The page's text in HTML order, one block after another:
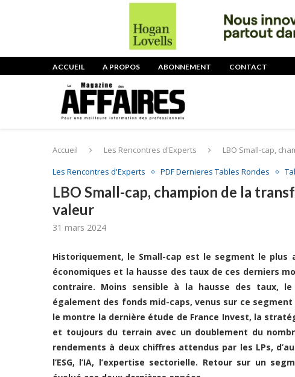
ACCUEIL A PROPOS ABONNEMENT CONTACT
Accueil Les Rencontres d'Experts
LBO Small-cap,
Les Rencontres d'Experts
PDF Dernieres Tables Rondes
LBO Small-cap, champion de la
valeur
31 mars 2024
Historiquement, le Small-cap est le segment le
économiques et la hausse des taux de ces derniers
contraire. Moins sensible à la hausse des taux,
également des fonds mid-caps, venus sur ce
le montre la dernière étude de France Invest, la
et toujours du terrain avec un doublement du
rendements à deux chiffres attendus par les LPs,
l’ESG, l’IA, l’expertise sectorielle. Retour sur un